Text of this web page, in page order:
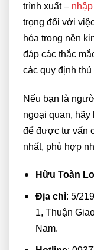
trình xuất –
trọng đối với
hóa trong nền
đáp các thắc
các quy định
Nếu bạn là
ngoại quan,
để được tư vấn
nhất, phù hợp
Hữu Toàn
Địa chỉ: 5/
1, Thuận
Nam.